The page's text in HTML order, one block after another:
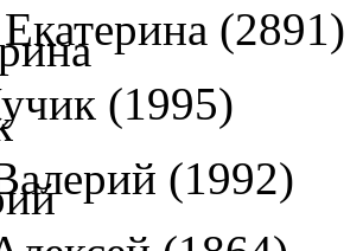
Екатерина (2891)
(1995)
(1992)